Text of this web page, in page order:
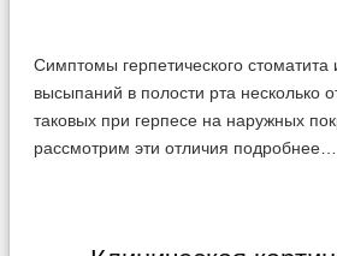
Симптомы герпетического
высыпаний в полости рта несколько
таковых при герпесе на наружных
рассмотрим эти отличия подробнее…